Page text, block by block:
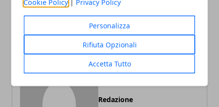
Cookie Policy | Privacy Policy
Personalizza
Rifiuta Opzionali
Accetta Tutto
Switchgrass, tutto ciò che
Redazione